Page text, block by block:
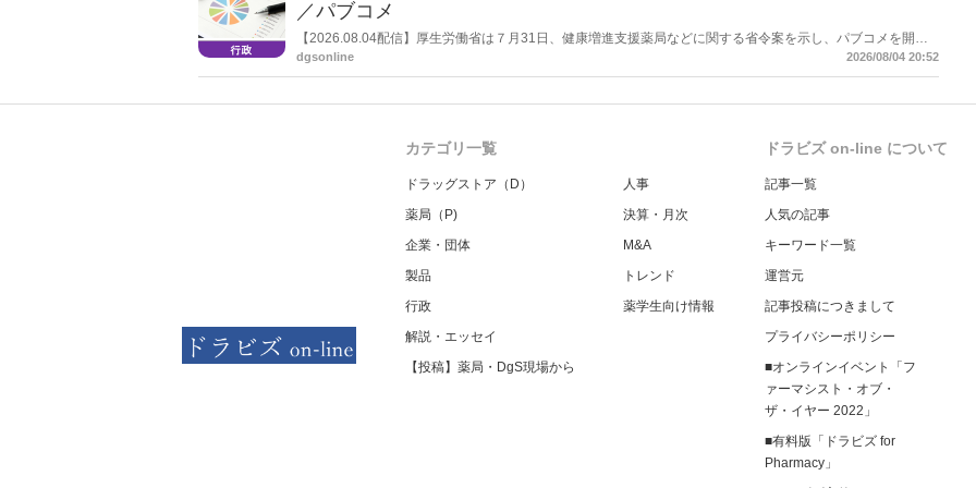
／パブコメ
【2026.08.04配信】厚生労働省は７月31日、健康増進支援薬局などに関する省令案を示し、パブコメを開始
した。受診勧奨を行った後に、当該医療機関や連携機関に対して、利用者の相談内容や薬剤及び医薬品に関す
dgsonline 2026/08/04 20:52
カテゴリ一覧
ドラッグストア（D）
薬局（P)
企業・団体
製品
行政
解説・エッセイ
【投稿】薬局・DgS現場から
人事
決算・月次
M&A
トレンド
薬学生向け情報
ドラビズ on-line について
記事一覧
人気の記事
キーワード一覧
運営元
記事投稿につきまして
プライバシーポリシー
■オンラインイベント「フ
ァーマシスト・オブ・
ザ・イヤー 2022」
■有料版「ドラビズ for
Pharmacy」